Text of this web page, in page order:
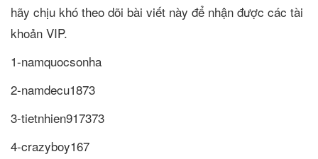
hãy chịu khó theo dõi bài viết này để nhận được các tài
khoản VIP.
1-namquocsonha
2-namdecu1873
3-tietnhien917373
4-crazyboy167